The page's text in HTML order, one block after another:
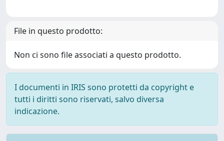
File in questo prodotto:
Non ci sono file associati a questo prodotto.
I documenti in IRIS sono protetti da copyright e
tutti i diritti sono riservati, salvo diversa
indicazione.